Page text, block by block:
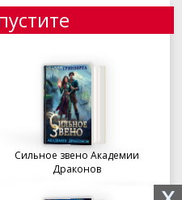
Сильное звено Академии
Драконов